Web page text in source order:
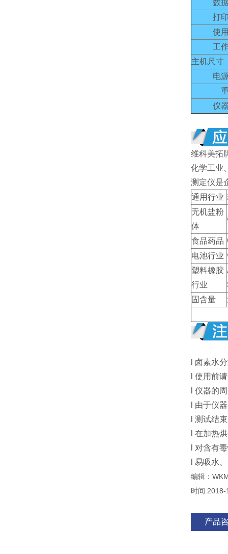
数
打
使
工
主机尺寸
电
仪
维科美拓
化学工业
测定仪是
通用行业
无机盐粉
体
食品药品
电池行业
塑料橡胶
行业
固含量
l 卤素水
l 使用前
l 仪器的
l 由于仪
l 测试结
l 在加热
l 对含有
l 易吸水
编辑：
时间:2018-
产品